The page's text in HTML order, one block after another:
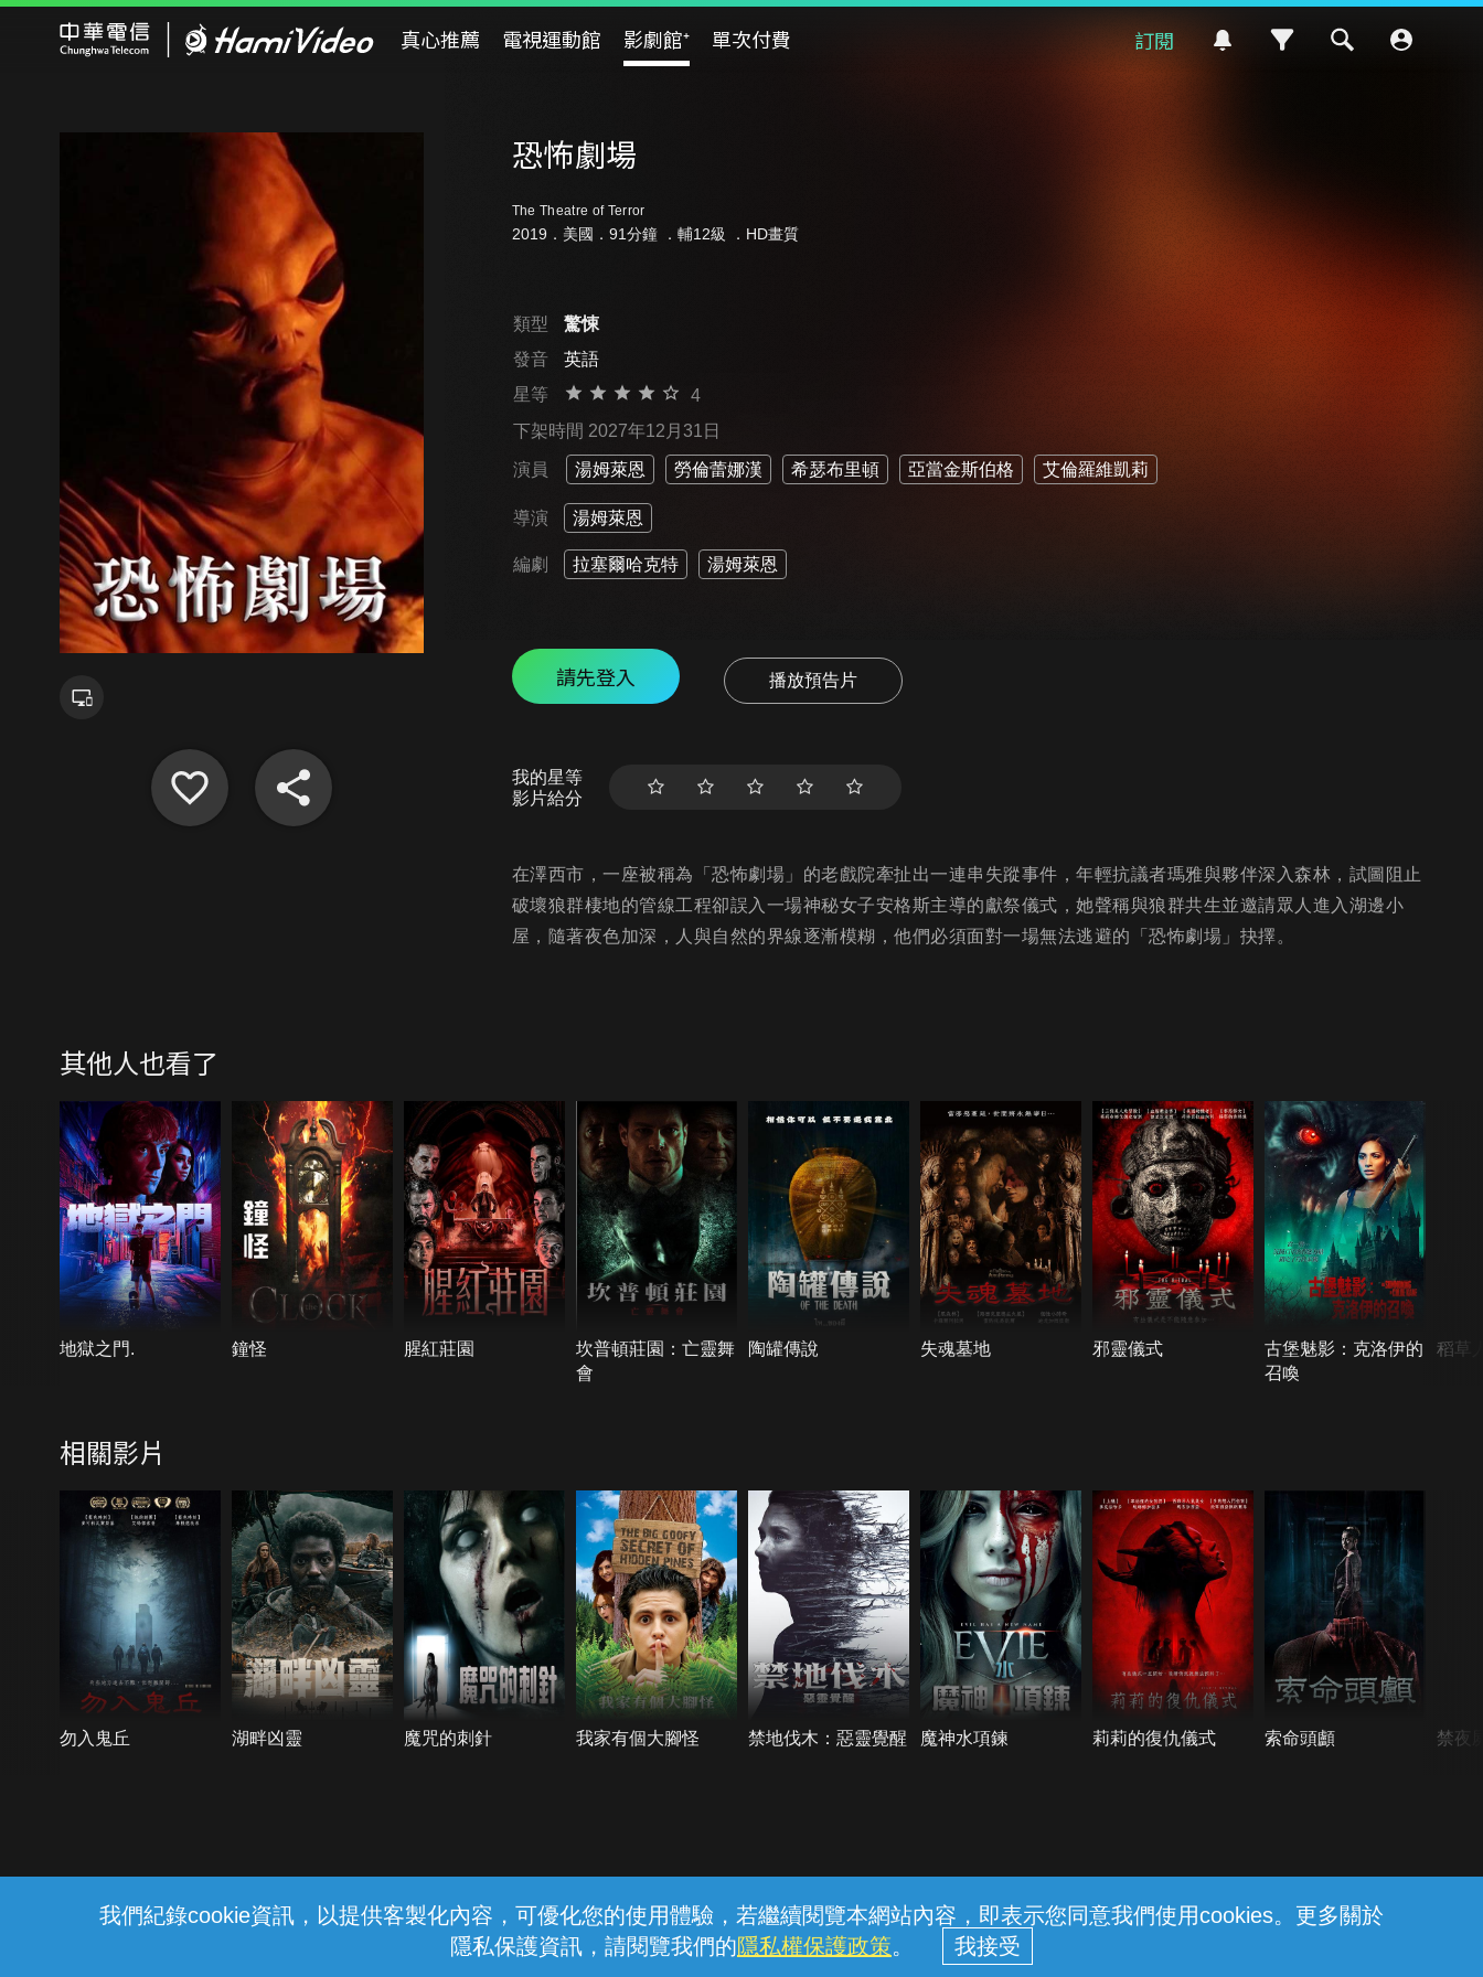
我們紀錄cookie資訊，以提供客製化內容，可優化您的使用體驗，若繼續閱覽本網站內容，即表示您同意我們使用cookies。更多關於
隱私保護資訊，請閱覽我們的隱私權保護政策。
真心推薦 電視運動館 影劇館⁺ 單次付費 訂閱
恐怖劇場
The Theatre of Terror
2019．美國．91分鐘 ． 輔12級 ．HD畫質
類型
驚悚
發音
英語
星等
4
下架時間 2027年12月31日
演員 湯姆萊恩 勞倫蕾娜漢 希瑟布里頓 亞當金斯伯格 艾倫羅維凱莉
導演 湯姆萊恩
編劇 拉塞爾哈克特 湯姆萊恩
請先登入 播放預告片
我的星等
影片給分
在澤西市，一座被稱為「恐怖劇場」的老戲院牽扯出一連串失蹤事件，年輕抗議者瑪雅與夥伴深入森林，試圖阻止
破壞狼群棲地的管線工程卻誤入一場神秘女子安格斯主導的獻祭儀式，她聲稱與狼群共生並邀請眾人進入湖邊小
屋，隨著夜色加深，人與自然的界線逐漸模糊，他們必須面對一場無法逃避的「恐怖劇場」抉擇。
其他人也看了
地獄之門. 鐘怪 腥紅莊園
坎普頓莊園：亡靈舞
會
陶罐傳說 失魂墓地 邪靈儀式
古堡魅影：克洛伊的
召喚
稻草
相關影片
勿入鬼丘 湖畔凶靈 魔咒的刺針 我家有個大腳怪 禁地伐木：惡靈覺醒 魔神水項鍊 莉莉的復仇儀式 索命頭顱 禁夜
線上客服 服務條款 隱私權保護
中華電信股份有限公司個人家庭分公司 (統一編號：96979949) © 2026